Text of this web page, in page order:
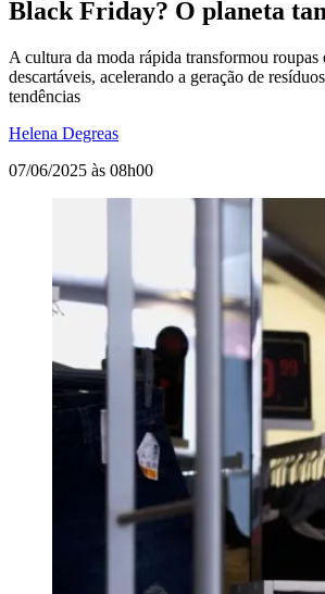
Black Friday? O planeta
A cultura da moda rápida transformou roupas
descartáveis, acelerando a geração de
tendências
Helena Degreas
07/06/2025 às 08h00